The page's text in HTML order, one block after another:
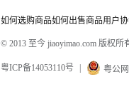
如何选购商品如何出售商品用户
© 2013 至今 jiaoyimao.com 版权所
粤ICP备14053110号 粤公